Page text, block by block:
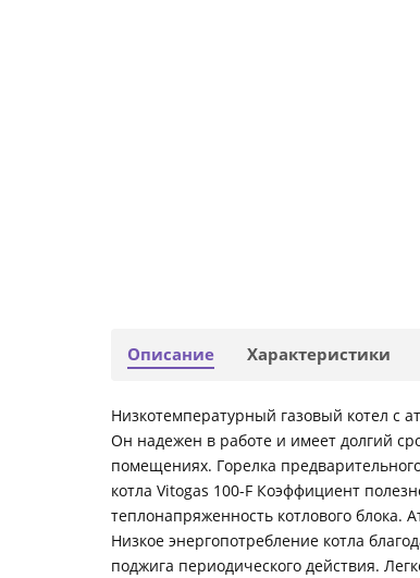
Описание Характеристики
Низкотемпературный газовый котел с
Он надежен в работе и имеет долгий
помещениях. Горелка
котла Vitogas 100-F Коэффициент
теплонапряженность котлового блока.
Низкое энергопотребление котла
поджига периодического действия.